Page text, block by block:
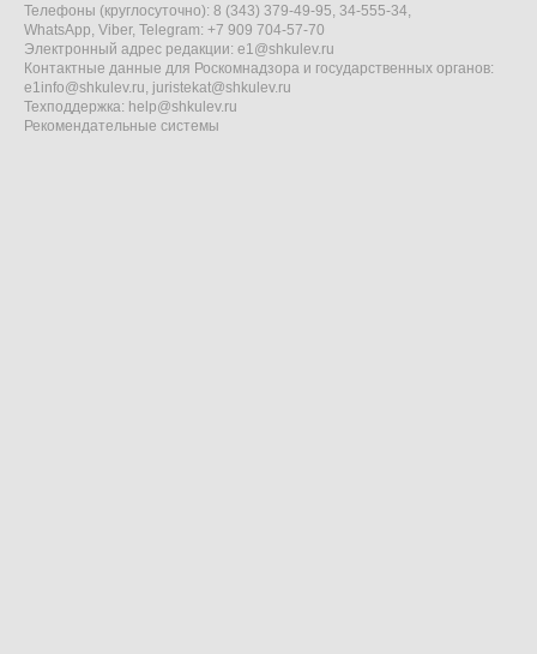
Телефоны (круглосуточно): 8 (343) 379-49-95, 34-555-34,
WhatsApp, Viber, Telegram: +7 909 704-57-70
Электронный адрес редакции: e1@shkulev.ru
Контактные данные для Роскомнадзора и государственных органов:
e1info@shkulev.ru, juristekat@shkulev.ru
Техподдержка: help@shkulev.ru
Рекомендательные системы